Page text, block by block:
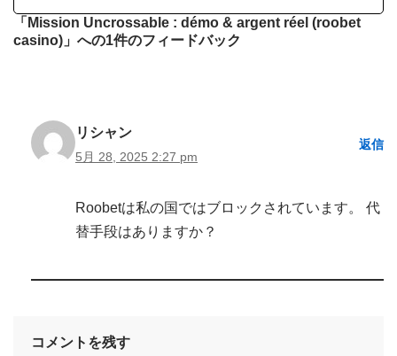
「Mission Uncrossable : démo & argent réel (roobet
casino)」への1件のフィードバック
リシャン
5月 28, 2025 2:27 pm
返信
Roobetは私の国ではブロックされています。 代
替手段はありますか？
コメントを残す